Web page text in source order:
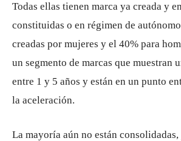
Todas ellas tienen marca ya creada y
constituidas o en régimen de
creadas por mujeres y el 40% para
un segmento de marcas que muestran
entre 1 y 5 años y están en un punto
la aceleración.
La mayoría aún no están